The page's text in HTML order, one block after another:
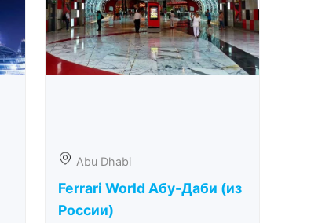
Abu Dhabi
Ferrari World Абу-Даби (из
России)